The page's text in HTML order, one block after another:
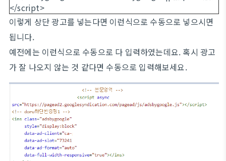
</script>
이렇게 상단 광고를 넣는다면 이런식으로 수동으로 넣으시면
됩니다.
예전에는 이런식으로 수동으로 다 입력하였는데요. 혹시 광고
가 잘 나오지 않는 것 같다면 수동으로 입력해보세요.